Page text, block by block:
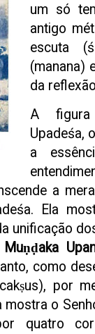
um só
antigo
escuta
(manana)
da
A figura
Upadeśa,
a
a
Ela
unificação
Muṇḍaka
como
por
o
quatro